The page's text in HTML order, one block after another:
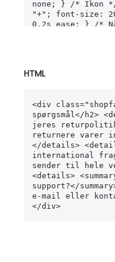
none; } /* Ikon
"+"; font-size:
0.2s ease; } /*
HTML
<div
spørgsmål</h2>
jeres
returnere varer
</details>
international
sender til hele
<details>
support?</
e-mail eller